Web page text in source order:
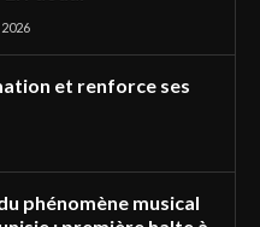
et renforce ses
phénomène musical